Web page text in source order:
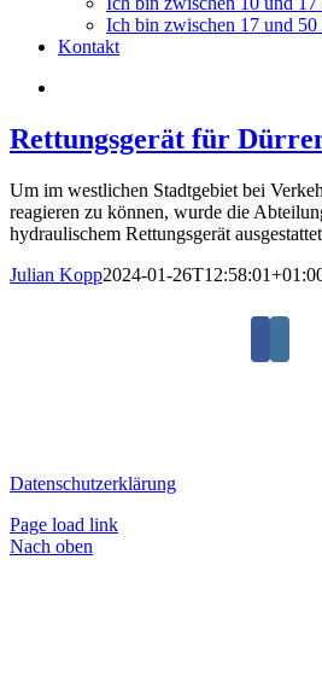
Ich bin zwischen 17 und 50
Kontakt
Rettungsgerät für
Um im westlichen Stadtgebiet bei
reagieren zu können, wurde die
hydraulischem Rettungsgerät
Julian Kopp2024-01-
Datenschutzerklärung
Page load link
Nach oben